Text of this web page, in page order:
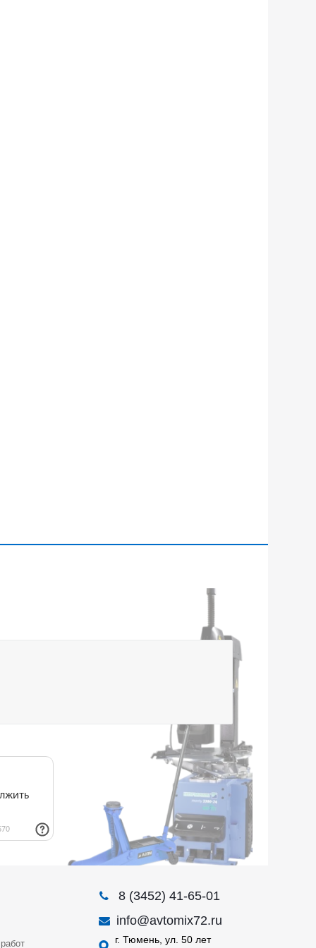
8 (3452) 41-65-01
info@avtomix72.ru
г. Тюмень, ул. 50 лет